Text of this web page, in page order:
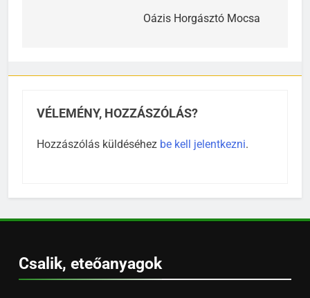
Oázis Horgásztó Mocsa
VÉLEMÉNY, HOZZÁSZÓLÁS?
Hozzászólás küldéséhez be kell jelentkezni.
Csalik, eteőanyagok